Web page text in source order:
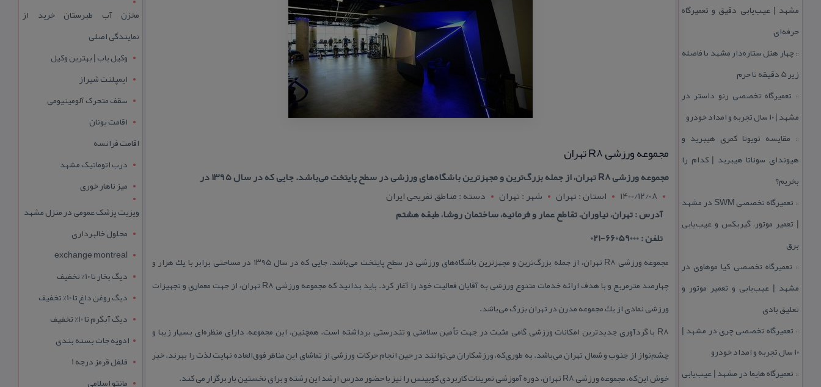
مشهد | عیب‌یابی دقیق و تعمیرگاه
حرفه‌ای
::چهار هتل‌ ستاره‌دار مشهد با فاصله
زیر 5 دقیقه تا حرم
:: تعمیرگاه تخصصی رنو داستر در
مشهد | ۱۰ سال تجربه و امداد خودرو
:: مقایسه تویوتا كمری هیبرید و
هیوندای سوناتا هیبرید | كدام را
بخریم؟
::
تعمیرگاه تخصصی SWM در مشهد
| تعمیر موتور، گیربكس و عیب‌یابی
برق
:: تعمیرگاه تخصصی كیا موهاوی در
مشهد | عیب‌یابی و تعمیر موتور و
تعلیق بادی
:: تعمیرگاه تخصصی چری در مشهد |
۱۰ سال تجربه و امداد خودرو
:: تعمیرگاه هایما در مشهد | عیب‌یابی
مجموعه ورزشی R8 تهران
مجموعه ورزشی R8 تهران، از جمله بزرگ‌ترین و مجهزترین باشگاه‌های ورزشی در سطح پایتخت می‌باشد. جایی كه در سال ۱۳۹۵ در
1400/12/08
استان : تهران شهر : تهران
دسته : مناطق تفریحی ایران
آدرس : تهران، نیاوران، تقاطع عمار و فرمانیه، ساختمان روشا، طبقه هشتم
تلفن : 66059000-021
مجموعه ورزشی R8 تهران، از جمله بزرگ‌ترین و مجهزترین باشگاه‌های ورزشی در سطح پایتخت می‌باشد. جایی كه در سال ۱۳۹۵ در مساحتی برابر با یك هزار و
چهارصد مترمربع و با هدف ارائه خدمات متنوع ورزشی به آقایان فعالیت خود را آغاز كرد. باید بدانید كه مجموعه ورزشی R8 تهران، از جهت معماری و تجهیزات
ورزشی نمادی از یك مجموعه مدرن در تهران بزرگ می‌باشد.
R8 با گردآوری جدیدترین امكانات ورزشی گامی مثبت در جهت تأمین سلامتی و تندرستی برداشته است. همچنین، این مجموعه‌، دارای منظره‌ای بسیار زیبا و
چشم‌نواز از جنوب و شمال تهران می‌باشد. به‌ طوری‌كه، ورزشكاران می‌توانند در حین انجام حركات ورزشی از تماشای این مناظر فوق‌العاده نهایت لذت را ببرند. خبر
خوش این‌كه، مجموعه ورزشی R8 تهران‌، دوره آموزشی تمرینات كاربردی كوبینس را نیز با حضور مدرس ارشد این رشته و برای نخستین بار برگزار می كند.
مخزن آب طبرستان خرید از
نمایندگی اصلی
وکیل یاب | بهترین وکیل
ایمپلنت شیراز
سقف متحرک آلومینیومی
اقامت یونان
اقامت فرانسه
درب اتوماتیک مشهد
میز ناهار خوری
ویزیت پزشک عمومی در منزل مشهد
محلول خالبرداری
exchange montreal
دیگ بخار تا 10% تخفیف
دیگ روغن داغ تا 10% تخفیف
دیگ آبگرم تا 10% تخفیف
ادویه جات بسته بندی
فلفل قرمز درجه 1
مانتو اسلامی